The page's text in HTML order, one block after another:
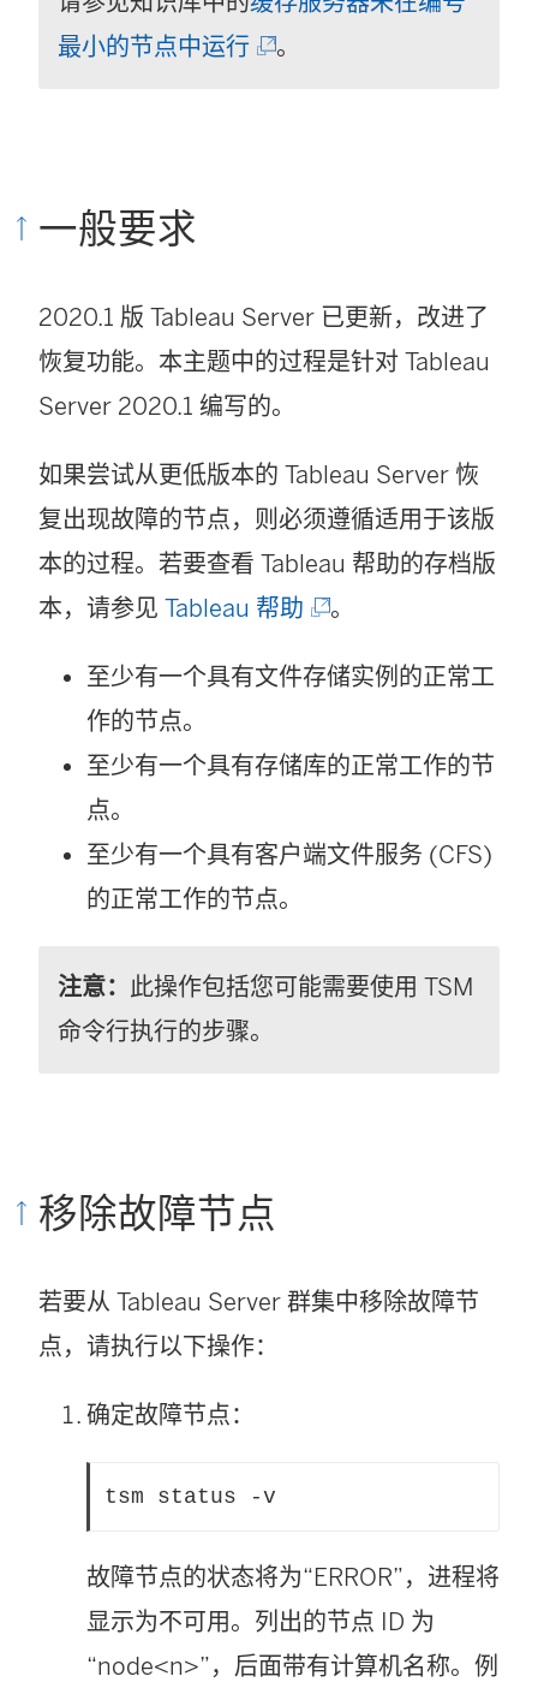
最小的节点中运行 (
口
中
打
)
。
一般要求
2020.1 版 Tableau Server 已更新，改进了
恢复功能。本主题中的过程是针对 Tableau
Server 2020.1 编写的。
如果尝试从更低版本的 Tableau Server 恢
复出现故障的节点，则必须遵循适用于该版
本的过程。若要查看 Tableau 帮助的存档版
本，请参见 Tableau 帮助 (
接
新
口
开
。
至少有一个具有文件存储实例的正常工
作的节点。
至少有一个具有存储库的正常工作的节
点。
至少有一个具有客户端文件服务 (CFS)
的正常工作的节点。
注意： 此操作包括您可能需要使用 TSM
命令行执行的步骤。
移除故障节点
若要从 Tableau Server 群集中移除故障节
点，请执行以下操作：
确定故障节点：
tsm status -v
故障节点的状态将为“ERROR”，进程将
显示为不可用。列出的节点 ID 为
“node<n>”，后面带有计算机名称。例